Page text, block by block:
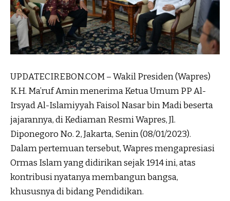
UPDATECIREBON.COM – Wakil Presiden (Wapres)
K.H. Ma’ruf Amin menerima Ketua Umum PP Al-
Irsyad Al-Islamiyyah Faisol Nasar bin Madi beserta
jajarannya, di Kediaman Resmi Wapres, Jl.
Diponegoro No. 2, Jakarta, Senin (08/01/2023).
Dalam pertemuan tersebut, Wapres mengapresiasi
Ormas Islam yang didirikan sejak 1914 ini, atas
kontribusi nyatanya membangun bangsa,
khususnya di bidang Pendidikan.